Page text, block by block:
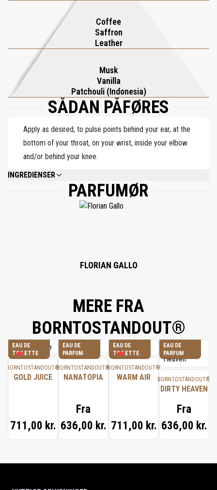
pakket ind i blød moskus og pudret sandeltræ. Stien er intim og
dvælende og efterlader en sensuel varme, der føles som et stille
løfte, der ulmer på huden længe efter, at øjeblikket er gået.
Coffee
Saffron
Leather
Musk
Vanilla
Patchouli (Indonesia)
SÅDAN PÅFØRES
Apply as desired, to pulse points behind your ear, at the
bottom of your throat, on your wrist, inside your elbow
and/or behind your knee.
INGREDIENSER
ALCOHOL DENAT., PARFUM (FRAGRANCE), AQUA (WATER), BENZYL
SALICYLATE, LINALOOL, ALPHA-ISOMETHYL IONONE, CITRONELLOL,
BENZYL BENZOATE, CINNAMYL ALCOHOL, GERANIOL, LIMONENE, BENZYL
PARFUMØR
FLORIAN GALLO
MERE FRA
BORNTOSTANDOUT®
EAU DE
TOILETTE
BORNTOSTANDOUT®
GOLD JUICE
711,00 kr.
EAU DE
PARFUM
BORNTOSTANDOUT®
NANATOPIA
Fra
636,00 kr.
EAU DE
TOILETTE
BORNTOSTANDOUT®
WARM AIR
711,00 kr.
EAU DE
PARFUM
BORNTOSTANDOUT®
DIRTY HEAVEN
Fra
636,00 kr.